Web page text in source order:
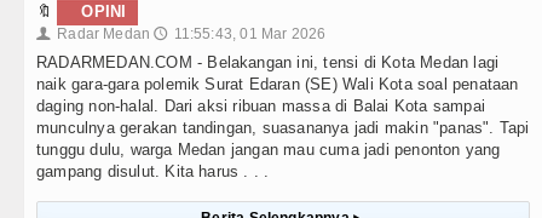
🔖 OPINI
👤 Radar Medan 🕔 11:55:43, 01 Mar 2026
RADARMEDAN.COM - Belakangan ini, tensi di Kota Medan lagi
naik gara-gara polemik Surat Edaran (SE) Wali Kota soal penataan
daging non-halal. Dari aksi ribuan massa di Balai Kota sampai
munculnya gerakan tandingan, suasananya jadi makin "panas". Tapi
tunggu dulu, warga Medan jangan mau cuma jadi penonton yang
gampang disulut. Kita harus . . .